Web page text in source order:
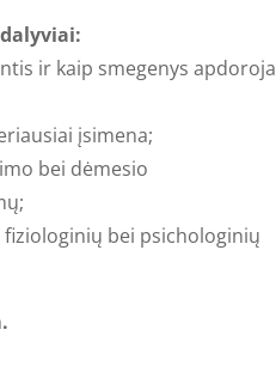
ir kaip smegenys apdoroja
įsimena;
bei dėmesio
bei psichologinių